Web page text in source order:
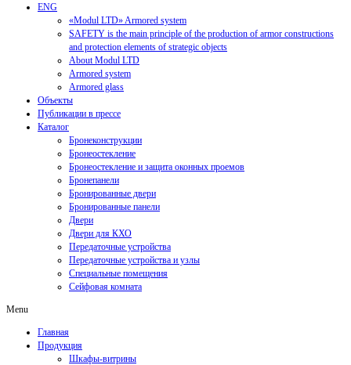
ENG
«Modul LTD» Armored system
SAFETY is the main principle of the production of armor constructions
and protection elements of strategic objects
About Modul LTD
Armored system
Armored glass
Объекты
Публикации в прессе
Каталог
Бронеконструкции
Бронеостекление
Бронеостекление и защита оконных проемов
Бронепанели
Бронированные двери
Бронированные панели
Двери
Двери для КХО
Передаточные устройства
Передаточные устройства и узлы
Специальные помещения
Сейфовая комната
Menu
Главная
Продукция
Шкафы-витрины